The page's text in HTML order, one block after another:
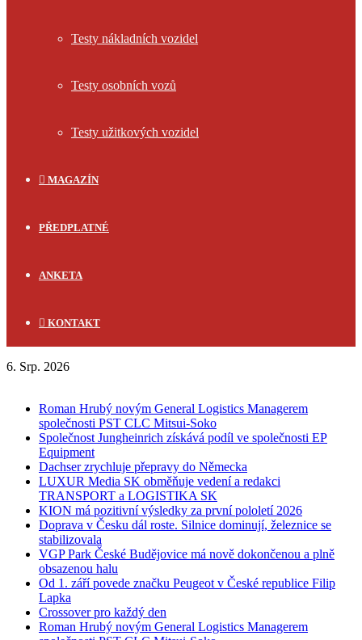
Testy nákladních vozidel
Testy osobních vozů
Testy užitkových vozidel
MAGAZÍN
PŘEDPLATNÉ
ANKETA
KONTAKT
6. Srp. 2026
Roman Hrubý novým General Logistics Managerem
společnosti PST CLC Mitsui-Soko
Společnost Jungheinrich získává podíl ve společnosti EP
Equipment
Dachser zrychluje přepravy do Německa
LUXUR Media SK obměňuje vedení a redakci
TRANSPORT a LOGISTIKA SK
KION má pozitivní výsledky za první pololetí 2026
Doprava v Česku dál roste. Silnice dominují, železnice se
stabilizovala
VGP Park České Budějovice má nově dokončenou a plně
obsazenou halu
Od 1. září povede značku Peugeot v České republice Filip
Lapka
Crossover pro každý den
Roman Hrubý novým General Logistics Managerem